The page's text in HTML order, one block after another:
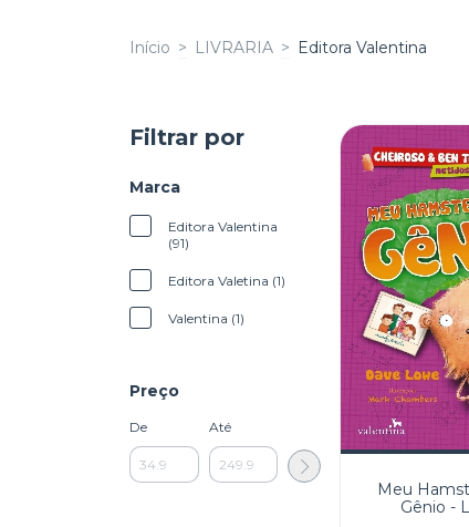
Início > LIVRARIA > Editora Valentina
Filtrar por
Marca
Editora Valentina
(91)
Editora Valetina (1)
Valentina (1)
Preço
De Até
Meu
Gênio -